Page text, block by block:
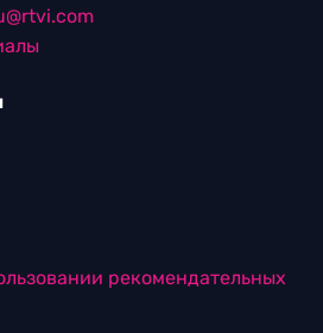
рекомендательных